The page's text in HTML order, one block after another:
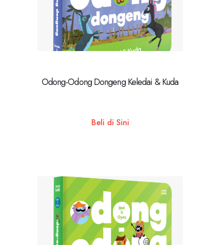
Odong-Odong Dongeng Keledai & Kuda
Beli di Sini